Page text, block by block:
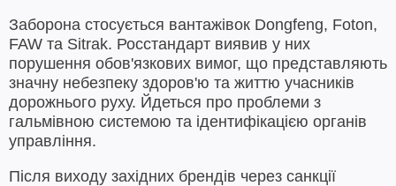
Заборона стосується вантажівок Dongfeng, Foton,
FAW та Sitrak. Росстандарт виявив у них
порушення обов'язкових вимог, що представляють
значну небезпеку здоров'ю та життю учасників
дорожнього руху. Йдеться про проблеми з
гальмівною системою та ідентифікацією органів
управління.
Після виходу західних брендів через санкції